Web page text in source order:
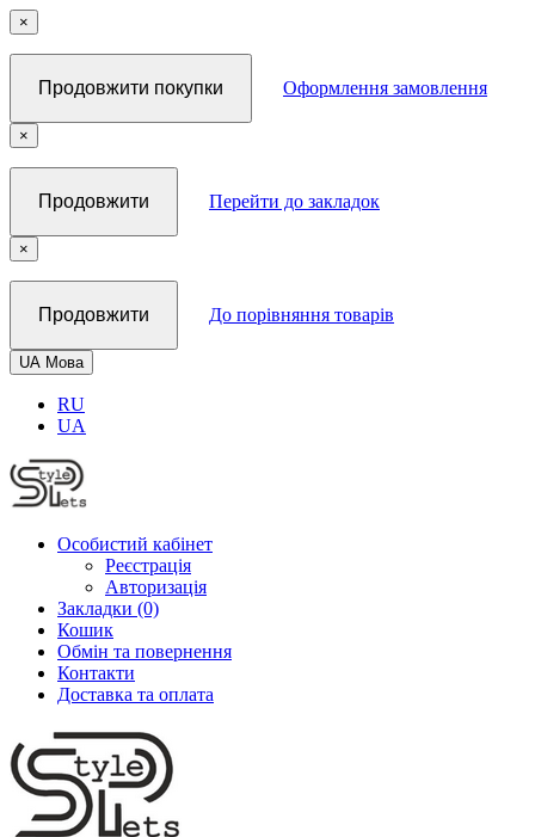
×
Продовжити покупки Оформлення замовлення
×
Продовжити Перейти до закладок
×
Продовжити До порівняння товарів
UA Мова
RU
UA
Особистий кабінет
Реєстрація
Авторизація
Закладки (0)
Кошик
Обмін та повернення
Контакти
Доставка та оплата